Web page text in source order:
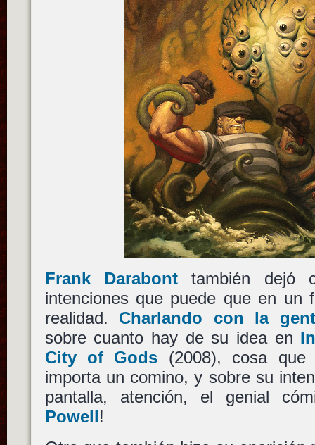
Frank Darabonttambién dejó
intenciones que puede que en un
realidad. Charlando con la
sobre cuanto hay de su idea en
City of Gods (2008), cosa
importa un comino, y sobre su
pantalla, atención, el genial
Powell!